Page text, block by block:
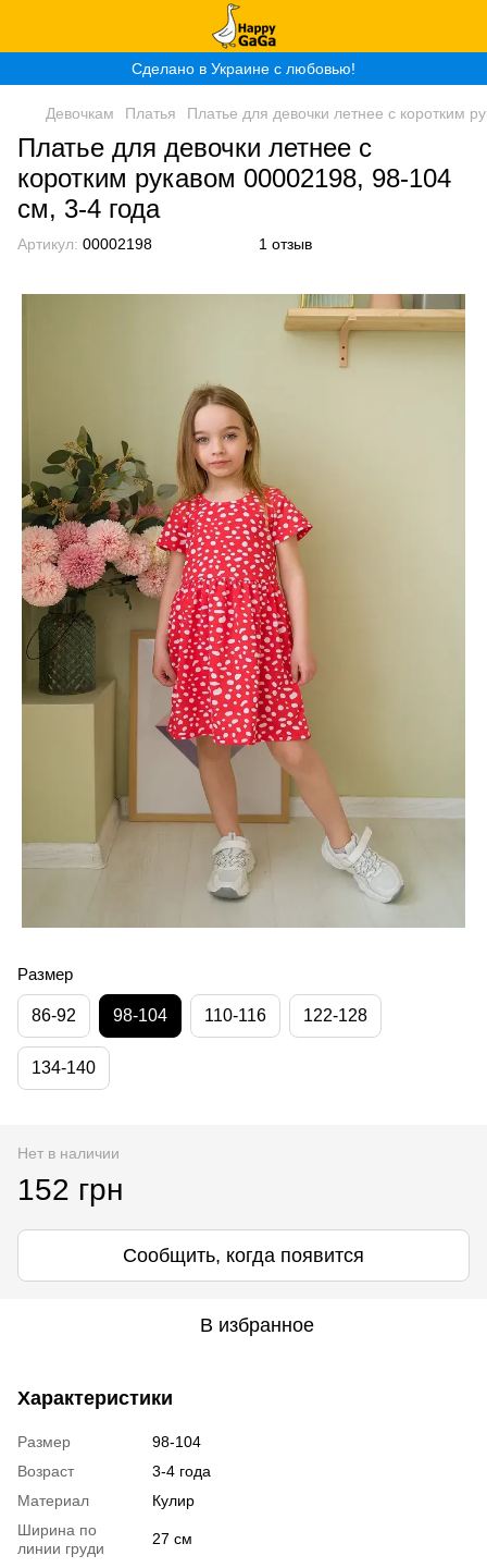
Сделано в Украине с любовью!
Девочкам Платья Платье для девочки летнее с коротким
Платье для девочки летнее с
коротким рукавом 00002198, 98-104
см, 3-4 года
Артикул: 00002198 1 отзыв
Размер
86-92 98-104 110-116 122-128
134-140
Нет в наличии
152 грн
Сообщить, когда появится
В избранное
Характеристики
Размер
98-104
Возраст
3-4 года
Материал
Кулир
Ширина по
линии груди
27 см